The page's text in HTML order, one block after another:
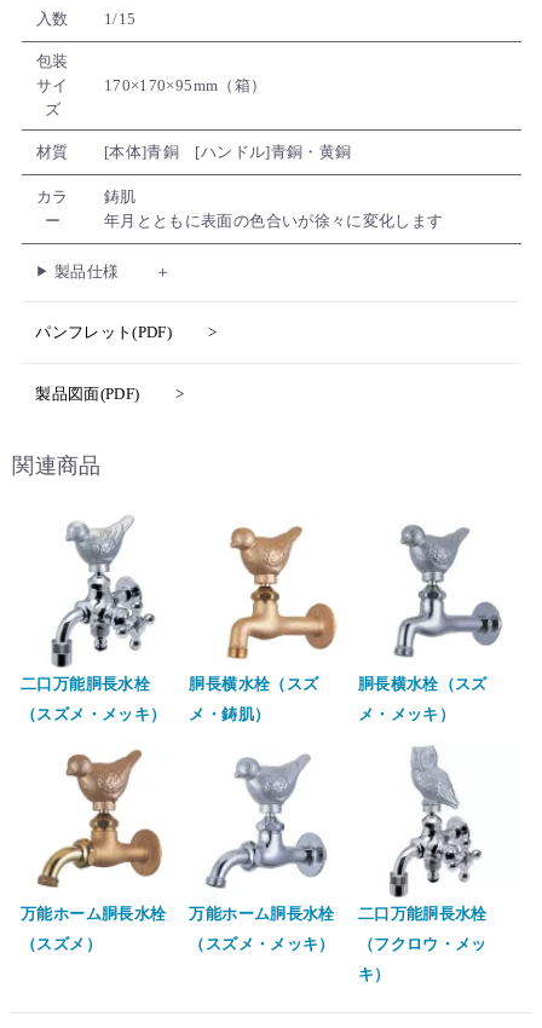
入数 1/15
包装
サイ
ズ
170×170×95mm（箱）
材質 [本体]青銅 [ハンドル]青銅・黄銅
カラ
ー
鋳肌
年月とともに表面の色合いが徐々に変化します
製品仕様
パンフレット(PDF)
製品図面(PDF)
関連商品
二口万能胴長水栓
（スズメ・メッキ）
胴長横水栓（スズ
メ・鋳肌）
胴長横水栓（スズ
メ・メッキ）
万能ホーム胴長水栓
（スズメ）
万能ホーム胴長水栓
（スズメ・メッキ）
二口万能胴長水栓
（フクロウ・メッ
キ）